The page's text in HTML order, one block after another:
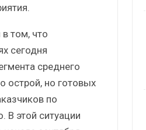
том, что
сегодня
среднего
острой, но готовых
по
В этой ситуации